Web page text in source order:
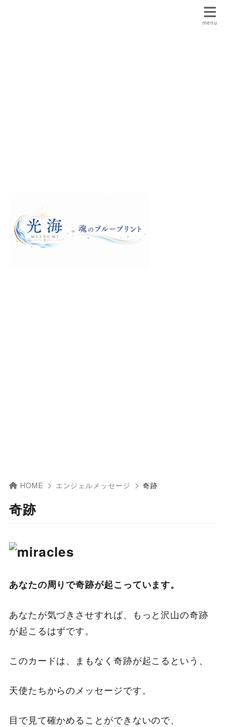
HOME エンジェルメッセージ 奇跡
奇跡
あなたの周りで奇跡が起こっています。
あなたが気づきさせすれば、もっと沢山の奇跡
が起こるはずです。
このカードは、まもなく奇跡が起こるという、
天使たちからのメッセージです。
目で見て確かめることができないので、